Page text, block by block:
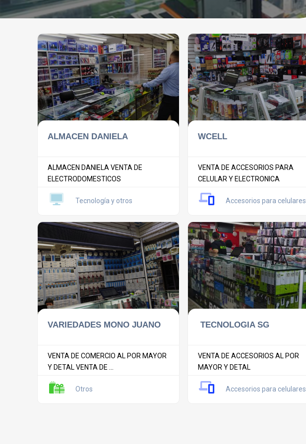
ALMACEN DANIELA
ALMACEN DANIELA VENTA DE
ELECTRODOMESTICOS
Tecnología y otros
WCELL
VENTA DE ACCESORIOS PARA
CELULAR Y ELECTRONICA
Accesorios para celulares
VARIEDADES MONO JUANO
VENTA DE COMERCIO AL POR MAYOR
Y DETAL VENTA DE ...
Otros
TECNOLOGIA SG
VENTA DE ACCESORIOS AL POR
MAYOR Y DETAL
Accesorios para celulares